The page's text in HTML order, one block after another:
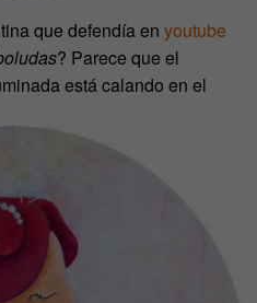
que defendía en youtube
? Parece que el
está calando en el